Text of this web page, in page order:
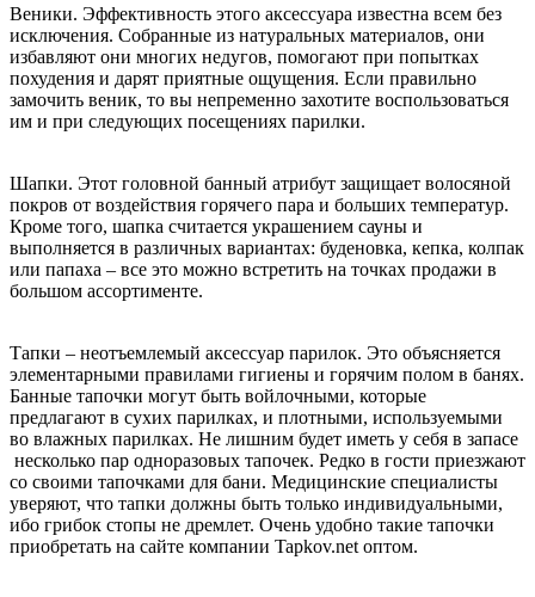
Веники. Эффективность этого аксессуара известна всем без
исключения. Собранные из натуральных материалов, они
избавляют они многих недугов, помогают при попытках
похудения и дарят приятные ощущения. Если правильно
замочить веник, то вы непременно захотите воспользоваться
им и при следующих посещениях парилки.
Шапки. Этот головной банный атрибут защищает волосяной
покров от воздействия горячего пара и больших температур.
Кроме того, шапка считается украшением сауны и
выполняется в различных вариантах: буденовка, кепка, колпак
или папаха – все это можно встретить на точках продажи в
большом ассортименте.
Тапки – неотъемлемый аксессуар парилок. Это объясняется
элементарными правилами гигиены и горячим полом в банях.
Банные тапочки могут быть войлочными, которые
предлагают в сухих парилках, и плотными, используемыми
во влажных парилках. Не лишним будет иметь у себя в запасе
несколько пар одноразовых тапочек. Редко в гости приезжают
со своими тапочками для бани. Медицинские специалисты
уверяют, что тапки должны быть только индивидуальными,
ибо грибок стопы не дремлет. Очень удобно такие тапочки
приобретать на сайте компании Tapkov.net оптом.